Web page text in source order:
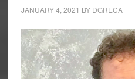
JANUARY 4, 2021 BY DGRECA